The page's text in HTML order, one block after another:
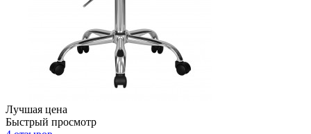
Лучшая цена
Быстрый просмотр